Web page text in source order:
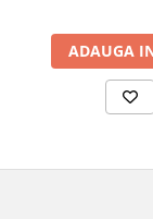
ADAUGA